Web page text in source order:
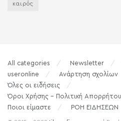
καιρός
All categories Newsletter
useronline
Ανάρτηση σχολίων
Όλες οι ειδήσεις
Όροι Χρήσης – Πολιτική
Ποιοι είμαστε
ΡΟΗ ΕΙΔΗΣΕΩΝ